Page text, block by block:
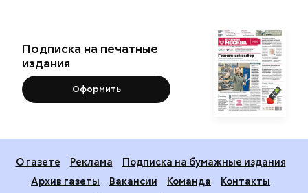
Подписка на печатные
издания
Оформить
О газете Реклама
Подписка на бумажные издания
Архив газеты
Вакансии Команда
Контакты